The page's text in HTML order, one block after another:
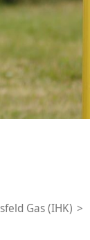
Gas (IHK)